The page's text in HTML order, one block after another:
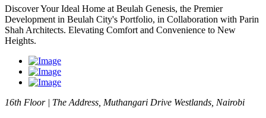
Discover Your Ideal Home at Beulah Genesis, the Premier
Development in Beulah City's Portfolio, in Collaboration with Parin
Shah Architects. Elevating Comfort and Convenience to New
Heights.
16th Floor | The Address, Muthangari Drive Westlands, Nairobi